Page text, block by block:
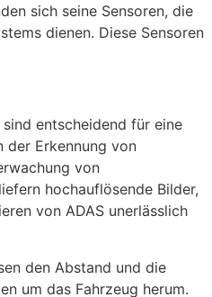
sich seine Sensoren, die
dienen. Diese Sensoren
entscheidend für eine
der Erkennung von
von
hochauflösende Bilder,
von ADAS unerlässlich
den Abstand und die
um das Fahrzeug herum.